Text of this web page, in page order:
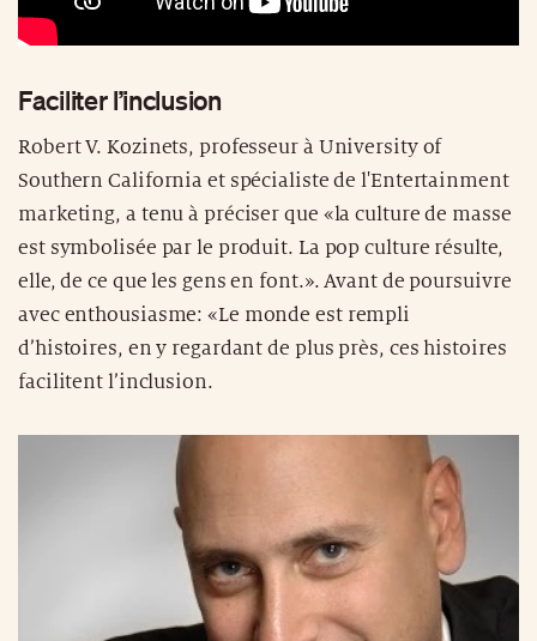
Faciliter l’inclusion
Robert V. Kozinets, professeur à University of
Southern California et spécialiste de l'Entertainment
marketing, a tenu à préciser que «la culture de masse
est symbolisée par le produit. La pop culture résulte,
elle, de ce que les gens en font.». Avant de poursuivre
avec enthousiasme: «Le monde est rempli
d’histoires, en y regardant de plus près, ces histoires
facilitent l’inclusion.